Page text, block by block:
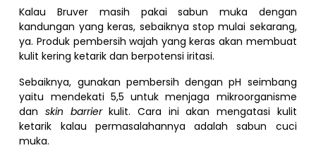
Kalau Bruver masih pakai sabun muka dengan
kandungan yang keras, sebaiknya stop mulai sekarang,
ya. Produk pembersih wajah yang keras akan membuat
kulit kering ketarik dan berpotensi iritasi.
Sebaiknya, gunakan pembersih dengan pH seimbang
yaitu mendekati 5,5 untuk menjaga mikroorganisme
danskin barrierkulit. Cara ini akan mengatasi kulit
ketarik kalau permasalahannya adalah sabun cuci
muka.